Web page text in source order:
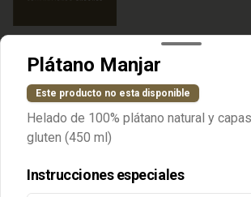
Política de privacidad
Redes sociales
Instagram
Mi cuenta
Plátano Manjar
Este producto no esta disponible
Helado de 100% plátano natural y
gluten (450 ml)
Instrucciones especiales